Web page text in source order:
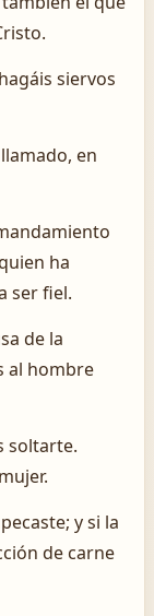
siervos
en
ha
ser fiel.
de la
al hombre
soltarte.
y si la
de carne